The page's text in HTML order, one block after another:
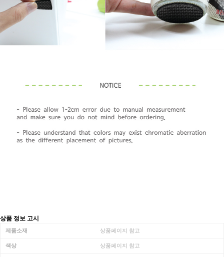
상품 정보 고시
제품소재 상품페이지 참고
색상 상품페이지 참고